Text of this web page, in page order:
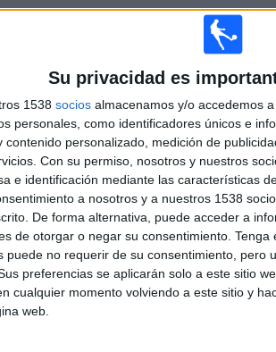
Su privacidad es
1538 socios almacenamos y/o accedemos
personales, como identificadores únicos e
contenido personalizado, medición de
Con su permiso, nosotros y nuestros
e identificación mediante las características
a nosotros y a nuestros 1538
De forma alternativa, puede acceder a
de otorgar o negar su consentimiento. Tenga
puede no requerir de su consentimiento, pero
preferencias se aplicarán solo a este sitio
cualquier momento volviendo a este sitio y
web.
13/03/2026
DSPORTS+
SIN
PARTIDOS
0
CONSECUTIVOS
DE PAGO